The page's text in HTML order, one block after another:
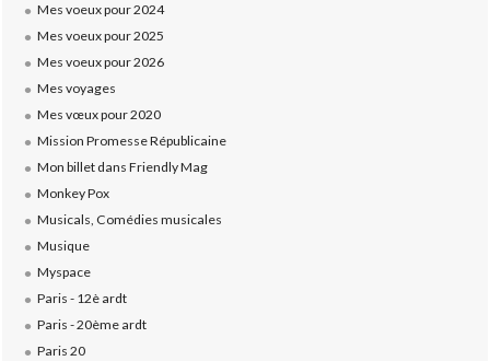
Mes voeux pour 2024
Mes voeux pour 2025
Mes voeux pour 2026
Mes voyages
Mes vœux pour 2020
Mission Promesse Républicaine
Mon billet dans Friendly Mag
Monkey Pox
Musicals, Comédies musicales
Musique
Myspace
Paris - 12è ardt
Paris - 20ème ardt
Paris 20